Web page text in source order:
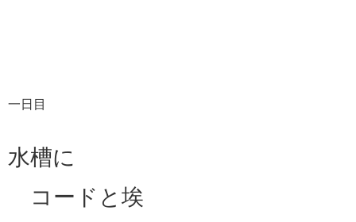
一日目
水槽に
コードと埃